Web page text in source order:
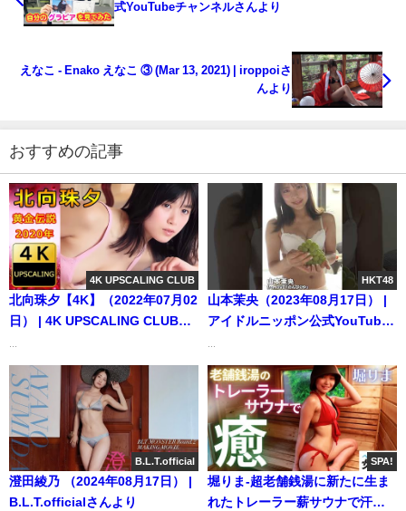
式YouTubeチャンネルさんより
えなこ - Enako えなこ ③ (Mar 13, 2021) | iroppoiさ
んより
おすすめの記事
4K UPSCALING CLUB
北向珠夕【4K】（2022年07月02
日） | 4K UPSCALING CLUBさ
HKT48
山本茉央（2023年08月17日） |
アイドルニッポン公式YouTube
B.L.T.official
澄田綾乃 （2024年08月17日） |
B.L.T.officialさんより
SPA!
堀りま-超老舗銭湯に新たに生ま
れたトレーラー薪サウナで汗を